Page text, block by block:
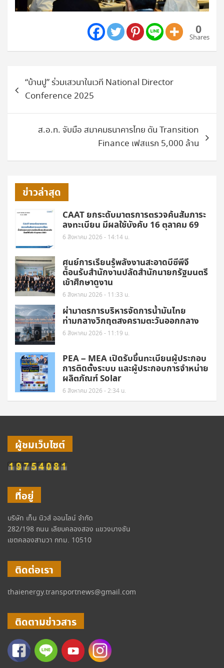
0
Shares
แนะแนว
เรื่อง“บ้านปู” ร่วมเสวนาในเวที National Director
Conference 2025
ส.อ.ท. จับมือ สมาคมธนาคารไทย ดัน Transition
Finance เฟสแรก 5,000 ล้าน
ข่าวล่าสุด
CAAT ยกระดับมาตรการตรวจค้นสัมภาระ
ลงทะเบียน มีผลใช้บังคับ 16 ตุลาคม 69
6 สิงหาคม 2026 - 14:14 น.
ศูนย์การเรียนรู้พลังงานสะอาดบีซีพีจี
ต้อนรับสำนักงานปลัดสำนักนายกรัฐมนตรี
เข้าศึกษาดูงาน
6 สิงหาคม 2026 - 11:33 น.
ผ่ามาตรการบริหารจัดการน้ำมันไทย
ท่ามกลางวิกฤตสงครามตะวันออกกลาง
6 สิงหาคม 2026 - 11:19 น.
PEA – MEA เปิดรับขึ้นทะเบียนผู้ประกอบ
การติดตั้งระบบ และผู้ประกอบการจำหน่าย
ผลิตภัณฑ์ Solar
6 สิงหาคม 2026 - 2:34 น.
ผู้ชมเว็บไซต์
ที่อยู่
บริษัท เท็น นิวส์ ออนไลน์ จำกัด
282/198 ถนน เลียบคลองสอง แขวงบางชัน
เขตคลองสามวา กทม. 10510
ติดต่อเรา
thaienergy.transportnews@gmail.com
ติดตามข่าวสาร